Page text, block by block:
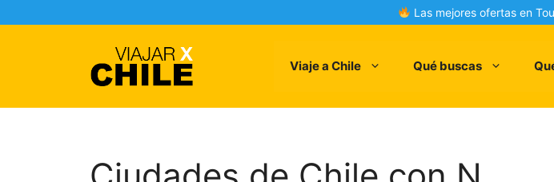
to
Las mejores ofertas en
Viaje a Chile Qué buscas